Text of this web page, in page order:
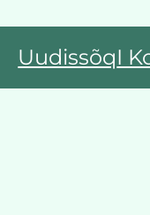
UudissõqI